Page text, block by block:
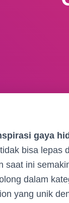
gaya
bisa lepas
saat ini
dalam
yang unik